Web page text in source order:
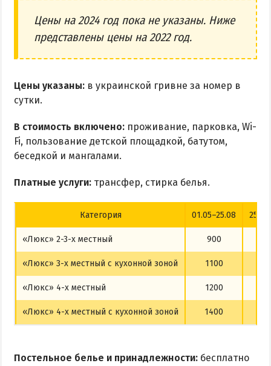
Цены на 2024 год пока не указаны. Ниже
представлены цены на 2022 год.
Цены указаны: в украинской гривне за номер в
сутки.
В стоимость включено: проживание, парковка, Wi-
Fi, пользование детской площадкой, батутом,
беседкой и мангалами.
Платные услуги: трансфер, стирка белья.
Категория 01.05–25.08
«Люкс» 2-3-х местный 900
«Люкс» 3-х местный с кухонной зоной 1100
«Люкс» 4-х местный 1200
«Люкс» 4-х местный с кухонной зоной 1400
Постельное белье и принадлежности: бесплатно